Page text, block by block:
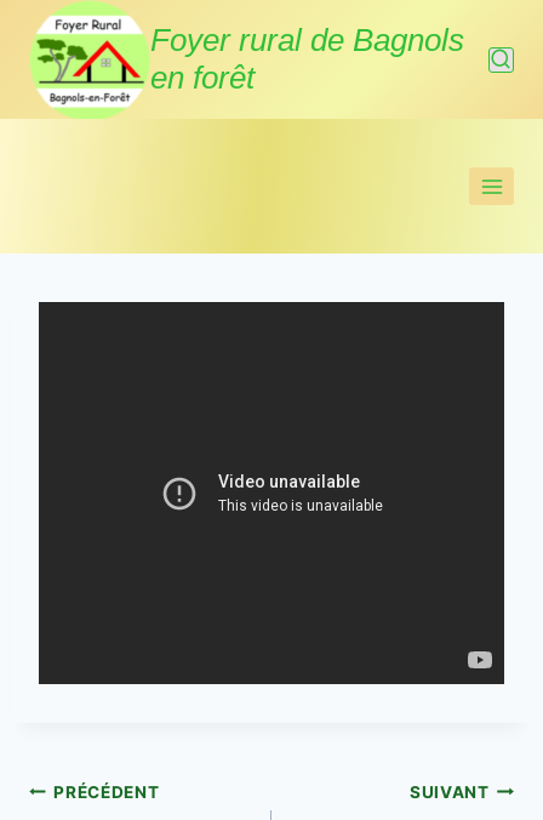
contenu
Foyer rural de Bagnols
en forêt
Navigation
PRÉCÉDENT SUIVANT